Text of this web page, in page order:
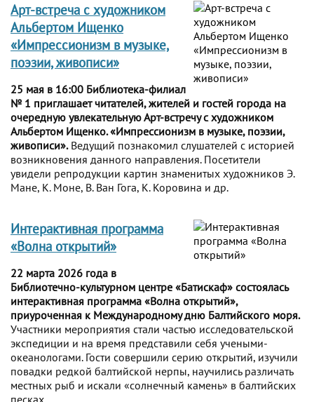
Арт-встреча с художником
Альбертом Ищенко
«Импрессионизм в музыке,
поэзии, живописи»
25 мая в 16:00 Библиотека-филиал
№ 1 приглашает читателей, жителей и гостей города на
очередную увлекательную Арт-встречу с художником
Альбертом Ищенко. «Импрессионизм в музыке, поэзии,
живописи».Ведущий познакомил слушателей с историей
возникновения данного направления. Посетители
увидели репродукции картин знаменитых художников Э.
Мане, К. Моне, В. Ван Гога, К. Коровина и др.
Интерактивная программа
«Волна открытий»
22 марта 2026 года в
Библиотечно-культурном центре «Батискаф» состоялась
интерактивная программа «Волна открытий»,
приуроченная к Международному дню Балтийского моря.
Участники мероприятия стали частью исследовательской
экспедиции и на время представили себя учеными-
океанологами. Гости совершили серию открытий, изучили
повадки редкой балтийской нерпы, научились различать
местных рыб и искали «солнечный камень» в балтийских